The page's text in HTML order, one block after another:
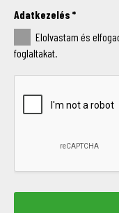
Adatkezelés *
Elolvastam és
foglaltakat.